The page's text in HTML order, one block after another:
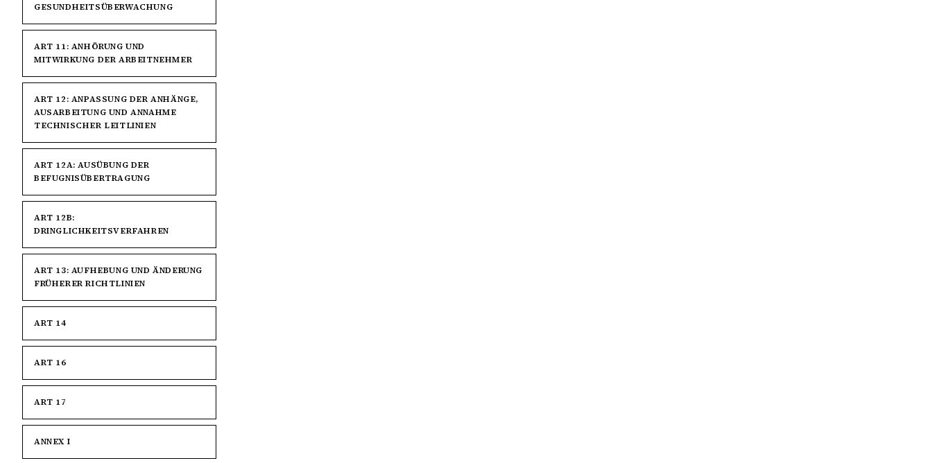
GESUNDHEITSÜBERWACHUNG
ART 11: ANHÖRUNG UND
MITWIRKUNG DER ARBEITNEHMER
ART 12: ANPASSUNG DER ANHÄNGE,
AUSARBEITUNG UND ANNAHME
TECHNISCHER LEITLINIEN
ART 12A: AUSÜBUNG DER
BEFUGNISÜBERTRAGUNG
ART 12B:
DRINGLICHKEITSVERFAHREN
ART 13: AUFHEBUNG UND ÄNDERUNG
FRÜHERER RICHTLINIEN
ART 14
ART 16
ART 17
ANNEX I